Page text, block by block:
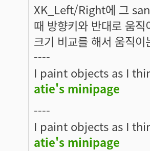
XK_Left/Right에 그
때 방향키와 반대로 움
크기 비교를 해서 움직
----
I paint objects as I
atie's minipage
----
I paint objects as I
atie's minipage